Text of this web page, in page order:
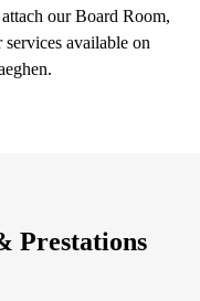
our Board Room,
available on
Prestations